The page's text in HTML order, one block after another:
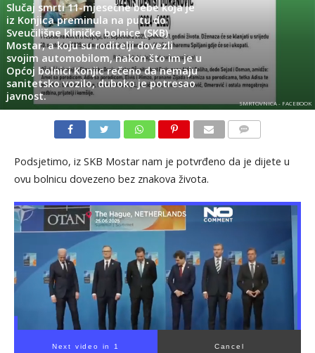
Slučaj smrti 11-mjesečne bebe koja je
iz Konjica preminula na putu do
Sveučilišne kliničke bolnice (SKB)
Mostar, a koju su roditelji dovezli
svojim automobilom, nakon što im je u
Općoj bolnici Konjic rečeno da nemaju
sanitetsko vozilo, duboko je potresao
javnost.
SMRTOVNICA - FACEBOOK
Podsjetimo, iz SKB Mostar nam je potvrđeno da je dijete u
ovu bolnicu dovezeno bez znakova života.
Next video in 1 Cancel